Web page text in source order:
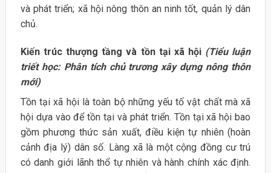
và phát triển; xã hội nông thôn an ninh tốt, quản lý dân
chủ.
Kiến trúc thượng tầng và tồn tại xã hội (Tiểu luận
triết học: Phân tích chủ trương xây dựng nông thôn
mới)
Tồn tại xã hội là toàn bộ những yếu tố vật chất mà xã
hội dựa vào để tồn tại và phát triển. Tồn tại xã hội bao
gồm phương thức sản xuất, điều kiện tự nhiên (hoàn
cảnh địa lý) dân số. Làng xã là một cộng đồng cư trú
có danh giới lãnh thổ tự nhiên và hành chính xác định.